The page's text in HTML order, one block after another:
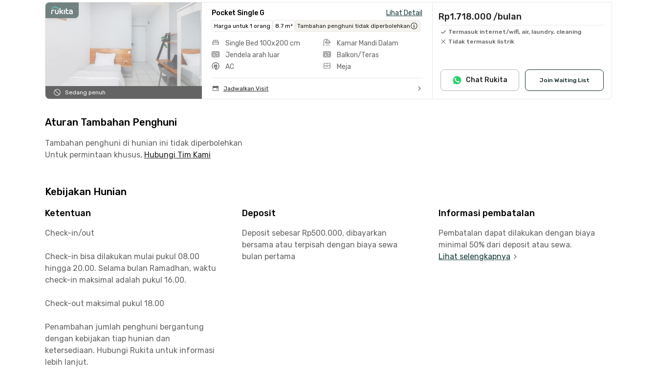
Sedang penuh
Pocket Single G Lihat Detail
Harga untuk 1 orang 8.7 m² Tambahan penghuni tidak diperbolehkan
Single Bed 100x200 cm
Kamar Mandi Dalam
Jendela arah luar
Balkon/Teras
AC
Meja
Jadwalkan Visit
Rp1.718.000 /bulan
Termasuk internet/wifi, air, laundry, cleaning
Tidak termasuk listrik
Join Waiting List
Chat Rukita
Aturan Tambahan Penghuni
Tambahan penghuni di hunian ini tidak diperbolehkan
Untuk permintaan khusus, Hubungi Tim Kami
Kebijakan Hunian
Ketentuan
Check-in/out
Check-in bisa dilakukan mulai pukul 08.00
hingga 20.00. Selama bulan Ramadhan, waktu
check-in maksimal adalah pukul 16.00.
Check-out maksimal pukul 18.00
Penambahan jumlah penghuni bergantung
dengan kebijakan tiap hunian dan
ketersediaan. Hubungi Rukita untuk informasi
lebih lanjut.
Deposit
Deposit sebesar Rp500.000, dibayarkan
bersama atau terpisah dengan biaya sewa
bulan pertama
Informasi pembatalan
Pembatalan dapat dilakukan dengan biaya
minimal 50% dari deposit atau sewa.
Lihat selengkapnya